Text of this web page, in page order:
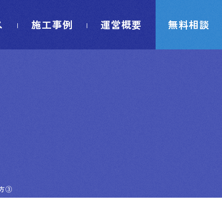
施工事例 運営概要 無料相談
③